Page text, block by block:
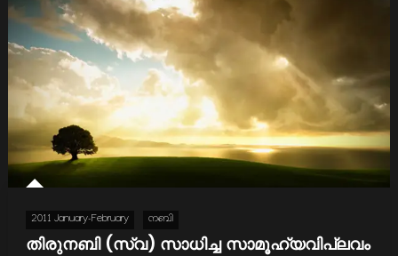
2011 January-February നബി
തിരുനബി (സ്വ) സാധിച്ച സാമൂഹ്യവിപ്ലവം